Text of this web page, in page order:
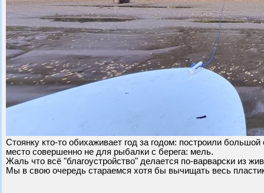
Стоянку кто-то обихаживает год за годом: построили
место совершенно не для рыбалки с берега: мель.
Жаль что всё "благоустройство" делается по-варварски из
Мы в свою очередь стараемся хотя бы вычищать весь